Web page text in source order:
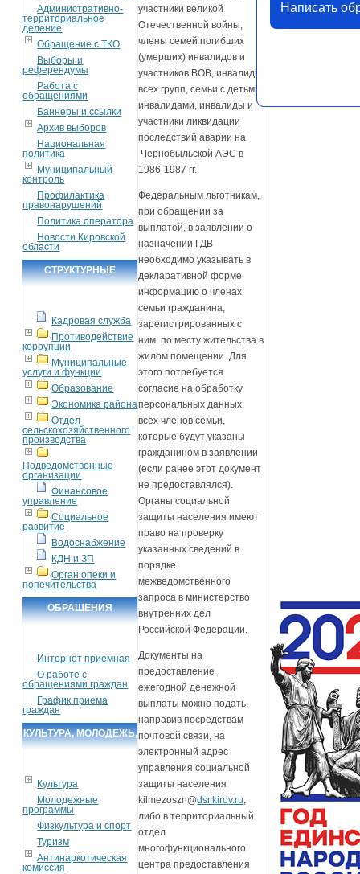
Административно-
территориальное
деление
Обращение с ТКО
Выборы и
референдумы
Работа с
обращениями
Баннеры и ссылки
Архив выборов
Национальная
политика
Муниципальный
контроль
Профилактика
правонарушений
Политика оператора
Новости Кировской
области
СТРУКТУРНЫЕ
Кадровая служба
Противодействие
коррупции
Муниципальные
услуги и функции
Образование
Экономика района
Отдел
сельскохозяйственного
производства
Подведомственные
организации
Финансовое
управление
Социальное
развитие
Водоснабжение
КДН и ЗП
Орган опеки и
попечительства
ОБРАЩЕНИЯ
Интернет приемная
О работе с
обращениями граждан
График приема
граждан
КУЛЬТУРА, МОЛОДЕЖЬ,
Культура
Молодежные
программы
Физкультура и спорт
Туризм
Антинаркотическая
комиссия
участники великой
Отечественной войны,
члены семей погибших
(умерших) инвалидов и
участников ВОВ, инвалиды
всех групп, семьи с детьми-
инвалидами, инвалиды и
участники ликвидации
последствий аварии на
Чернобыльской АЭС в
1986-1987 гг.
Федеральным льготникам,
при обращении за
выплатой, в заявлении о
назначении ГДВ
необходимо указывать в
декларативной форме
информацию о членах
семьи гражданина,
зарегистрированных с
ним по месту жительства в
жилом помещении. Для
этого потребуется
согласие на обработку
персональных данных
всех членов семьи,
которые будут указаны
гражданином в заявлении
(если ранее этот документ
не предоставлялся).
Органы социальной
защиты населения имеют
право на проверку
указанных сведений в
порядке
межведомственного
запроса в министерство
внутренних дел
Российской Федерации.
Документы на
предоставление
ежегодной денежной
выплаты можно подать,
направив посредствам
почтовой связи, на
электронный адрес
управления социальной
защиты населения
kilmezoszn@dsr.kirov.ru,
либо в территориальный
отдел
многофункционального
центра предоставления
Написать